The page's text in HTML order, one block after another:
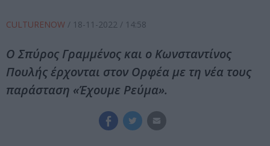
CULTURENOW / 18-11-2022 / 14:58
Ο Σπύρος Γραμμένος και ο Κωνσταντίνος
Πουλής έρχονται στον Ορφέα με τη νέα τους
παράσταση «Έχουμε Ρεύμα».